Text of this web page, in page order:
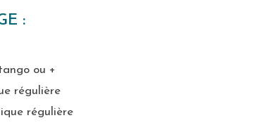
:
ou +
régulière
régulière